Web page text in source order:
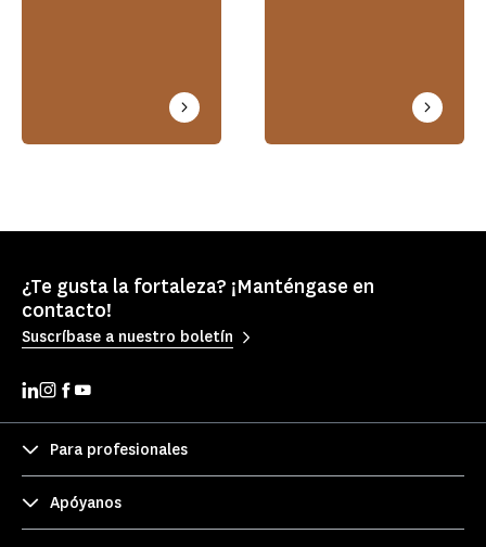
¿Te gusta la fortaleza? ¡Manténgase en
contacto!
Suscríbase a nuestro boletín
Para profesionales
Apóyanos